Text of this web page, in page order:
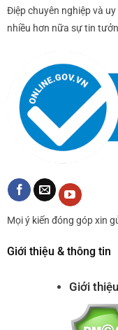
Điệp chuyên nghiệp và
nhiều hơn nữa sự tin
Mọi ý kiến đóng góp xin
Giới thiệu & thông tin
Giới